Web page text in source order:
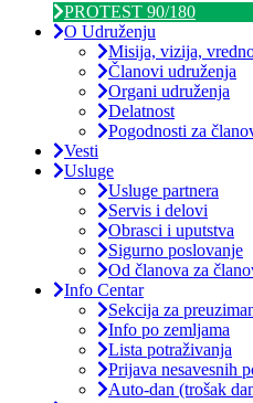
PROTEST 90/180
O Udruženju
Misija, vizija,
Članovi udruženja
Organi udruženja
Delatnost
Pogodnosti za
Vesti
Usluge
Usluge partnera
Servis i delovi
Obrasci i uputstva
Sigurno poslovanje
Od članova za
Info Centar
Sekcija za
Info po zemljama
Lista potraživanja
Prijava nesavesnih
Auto-dan (trošak